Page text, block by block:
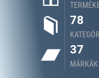
78
37
MÁRKÁK